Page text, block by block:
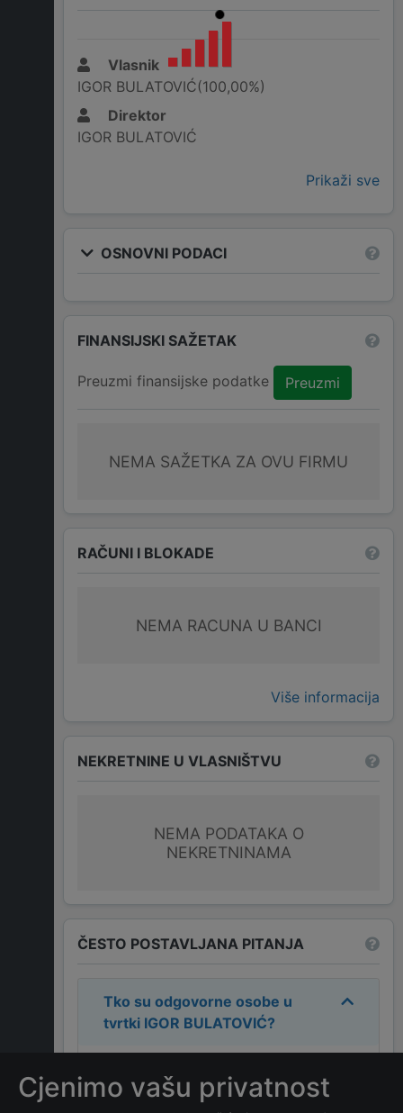
Vlasnik
IGOR BULATOVIĆ(100,00%)
Direktor
IGOR BULATOVIĆ
Prikaži sve
OSNOVNI PODACI
FINANSIJSKI SAŽETAK
Preuzmi finansijske podatke Preuzmi
NEMA SAŽETKA ZA OVU FIRMU
RAČUNI I BLOKADE
NEMA RACUNA U BANCI
Više informacija
NEKRETNINE U VLASNIŠTVU
NEMA PODATAKA O
NEKRETNINAMA
ČESTO POSTAVLJANA PITANJA
Tko su odgovorne osobe u
tvrtki IGOR BULATOVIĆ?
BULATOVIĆ.
Cjenimo vašu privatnost